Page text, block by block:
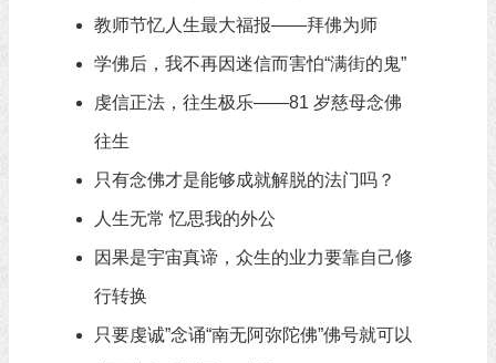
教师节忆人生最大福报——拜佛为师
学佛后，我不再因迷信而害怕“满街的鬼”
虔信正法，往生极乐——81 岁慈母念佛
往生
只有念佛才是能够成就解脱的法门吗？
人生无常 忆思我的外公
因果是宇宙真谛，众生的业力要靠自己修
行转换
只要虔诚”念诵“南无阿弥陀佛”佛号就可以